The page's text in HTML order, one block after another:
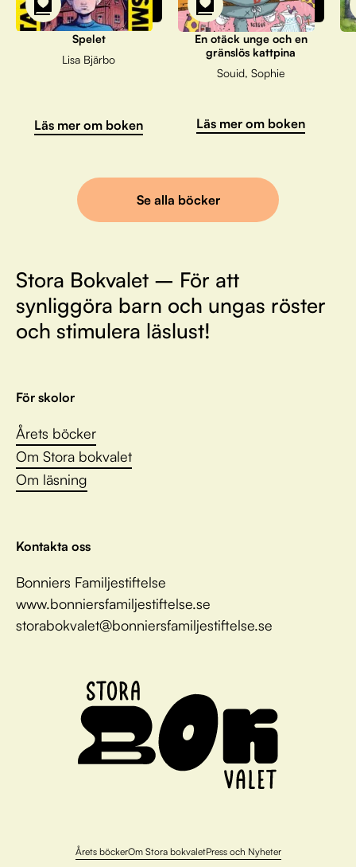
Spelet
Lisa Bjärbo
Läs mer om boken
En otäck unge och en
gränslös kattpina
Souid, Sophie
Läs mer om boken
Se alla böcker
Stora Bokvalet – För att
synliggöra barn och ungas röster
och stimulera läslust!
För skolor
Årets böcker
Om Stora bokvalet
Om läsning
Kontakta oss
Bonniers Familjestiftelse
www.bonniersfamiljestiftelse.se
storabokvalet@bonniersfamiljestiftelse.se
Årets böckerOm Stora bokvaletPress och Nyheter